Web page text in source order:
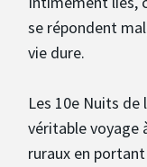
se répondent
vie dure.
Les 10e Nuits
véritable voyage
ruraux en